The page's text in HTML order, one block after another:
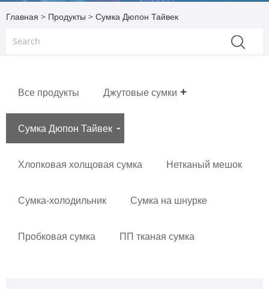
Главная > Продукты > Сумка Дюпон Тайвек
Все продукты Джутовые сумки
Сумка Дюпон Тайвек
Хлопковая холщовая сумка Нетканый мешок
Сумка-холодильник Сумка на шнурке
Пробковая сумка ПП тканая сумка